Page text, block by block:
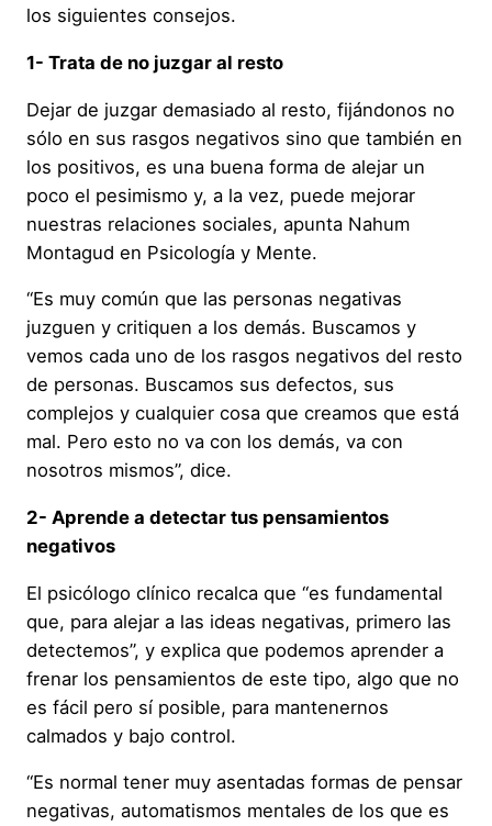
los siguientes consejos.
1- Trata de no juzgar al resto
Dejar de juzgar demasiado al resto, fijándonos no
sólo en sus rasgos negativos sino que también en
los positivos, es una buena forma de alejar un
poco el pesimismo y, a la vez, puede mejorar
nuestras relaciones sociales, apunta Nahum
Montagud en Psicología y Mente.
“Es muy común que las personas negativas
juzguen y critiquen a los demás. Buscamos y
vemos cada uno de los rasgos negativos del resto
de personas. Buscamos sus defectos, sus
complejos y cualquier cosa que creamos que está
mal. Pero esto no va con los demás, va con
nosotros mismos”, dice.
2- Aprende a detectar tus pensamientos
negativos
El psicólogo clínico recalca que “es fundamental
que, para alejar a las ideas negativas, primero las
detectemos”, y explica que podemos aprender a
frenar los pensamientos de este tipo, algo que no
es fácil pero sí posible, para mantenernos
calmados y bajo control.
“Es normal tener muy asentadas formas de pensar
negativas, automatismos mentales de los que es